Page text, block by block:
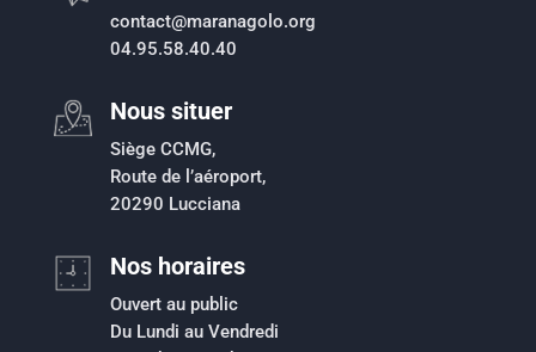
contact@maranagolo.org
04.95.58.40.40
Nous situer
Siège CCMG,
Route de l’aéroport,
20290 Lucciana
Nos horaires
Ouvert au public
Du Lundi au Vendredi